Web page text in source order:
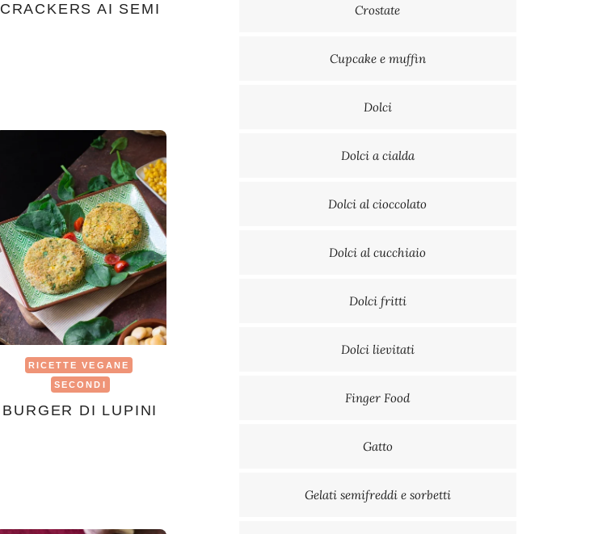
CRACKERS AI SEMI
RICETTE VEGANE
SECONDI
BURGER DI LUPINI
Crostate
Cupcake e muffin
Dolci
Dolci a cialda
Dolci al cioccolato
Dolci al cucchiaio
Dolci fritti
Dolci lievitati
Finger Food
Gatto
Gelati semifreddi e sorbetti